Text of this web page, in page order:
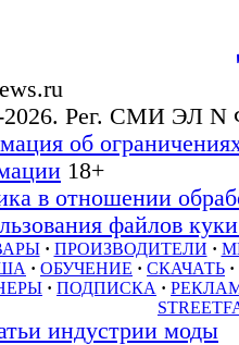
2026. Рег. СМИ ЭЛ N
об
18+
в отношении
файлов
· ПРОИЗВОДИТЕЛИ ·
· ОБУЧЕНИЕ · СКАЧАТЬ ·
· ПОДПИСКА ·
индустрии моды